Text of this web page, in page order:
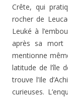
Crête, qui
rocher de
Leuké à
après sa mort
mentionne
latitude de l’île
trouve l’Ile
curieuses.